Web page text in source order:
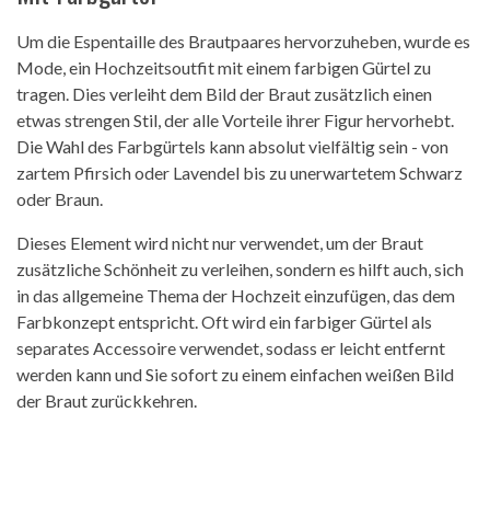
Um die Espentaille des Brautpaares hervorzuheben, wurde es
Mode, ein Hochzeitsoutfit mit einem farbigen Gürtel zu
tragen. Dies verleiht dem Bild der Braut zusätzlich einen
etwas strengen Stil, der alle Vorteile ihrer Figur hervorhebt.
Die Wahl des Farbgürtels kann absolut vielfältig sein - von
zartem Pfirsich oder Lavendel bis zu unerwartetem Schwarz
oder Braun.
Dieses Element wird nicht nur verwendet, um der Braut
zusätzliche Schönheit zu verleihen, sondern es hilft auch, sich
in das allgemeine Thema der Hochzeit einzufügen, das dem
Farbkonzept entspricht. Oft wird ein farbiger Gürtel als
separates Accessoire verwendet, sodass er leicht entfernt
werden kann und Sie sofort zu einem einfachen weißen Bild
der Braut zurückkehren.